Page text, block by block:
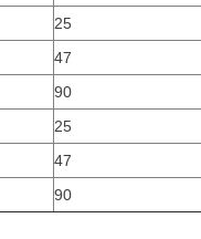
25
47
90
25
47
90